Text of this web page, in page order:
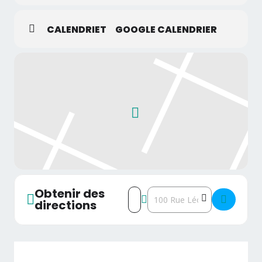
CALENDRIET GOOGLE CALENDRIER
Obtenir des
directions
Address - Mustapha Lagragui
Destination Address -